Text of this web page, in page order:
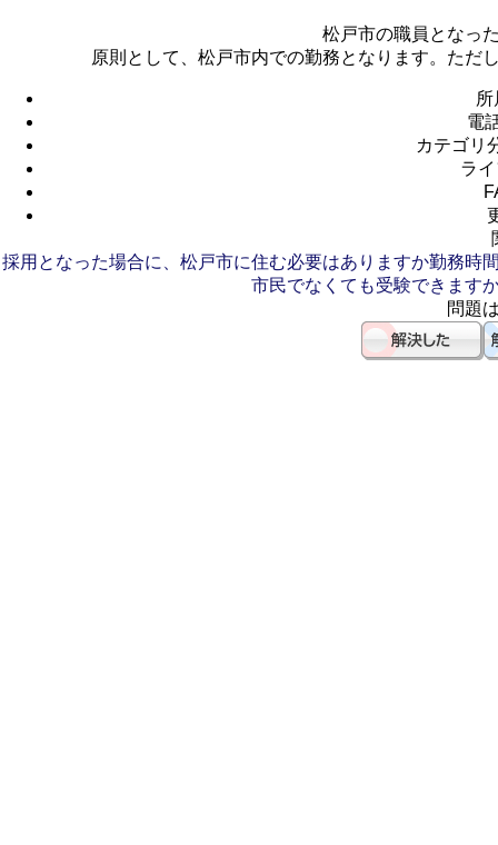
松戸市の職員となっ
原則として、松戸市内での勤務となります。ただ
電
カテゴリ
ラ
採用となった場合に、松戸市に住む必要はありますか勤務時
市民でなくても受験できます
問題